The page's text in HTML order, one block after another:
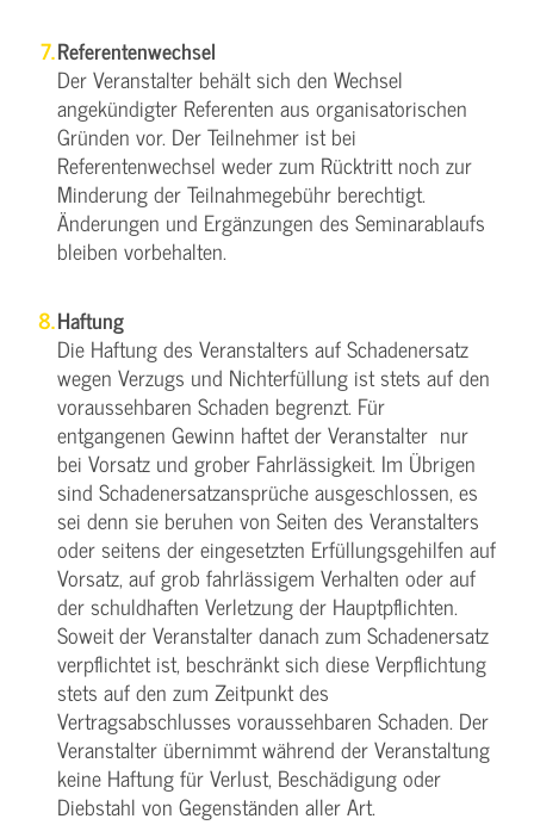
Referentenwechsel
Der Veranstalter behält sich den Wechsel
angekündigter Referenten aus organisatorischen
Gründen vor. Der Teilnehmer ist bei
Referentenwechsel weder zum Rücktritt noch zur
Minderung der Teilnahmegebühr berechtigt.
Änderungen und Ergänzungen des Seminarablaufs
bleiben vorbehalten.
Haftung
Die Haftung des Veranstalters auf Schadenersatz
wegen Verzugs und Nichterfüllung ist stets auf den
voraussehbaren Schaden begrenzt. Für
entgangenen Gewinn haftet der Veranstalter nur
bei Vorsatz und grober Fahrlässigkeit. Im Übrigen
sind Schadenersatzansprüche ausgeschlossen, es
sei denn sie beruhen von Seiten des Veranstalters
oder seitens der eingesetzten Erfüllungsgehilfen auf
Vorsatz, auf grob fahrlässigem Verhalten oder auf
der schuldhaften Verletzung der Hauptpflichten.
Soweit der Veranstalter danach zum Schadenersatz
verpflichtet ist, beschränkt sich diese Verpflichtung
stets auf den zum Zeitpunkt des
Vertragsabschlusses voraussehbaren Schaden. Der
Veranstalter übernimmt während der Veranstaltung
keine Haftung für Verlust, Beschädigung oder
Diebstahl von Gegenständen aller Art.